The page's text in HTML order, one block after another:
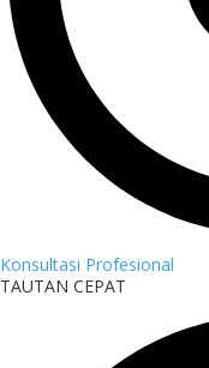
Konsultasi Profesional
TAUTAN CEPAT